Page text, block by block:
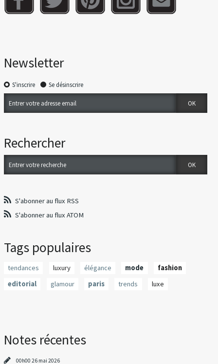
Newsletter
S'inscrire Se désinscrire
Rechercher
S'abonner au flux RSS
S'abonner au flux ATOM
Tags populaires
tendances luxury élégance mode
fashion
editorial
glamour paris trends luxe
Notes récentes
00h00 26 mai 2026